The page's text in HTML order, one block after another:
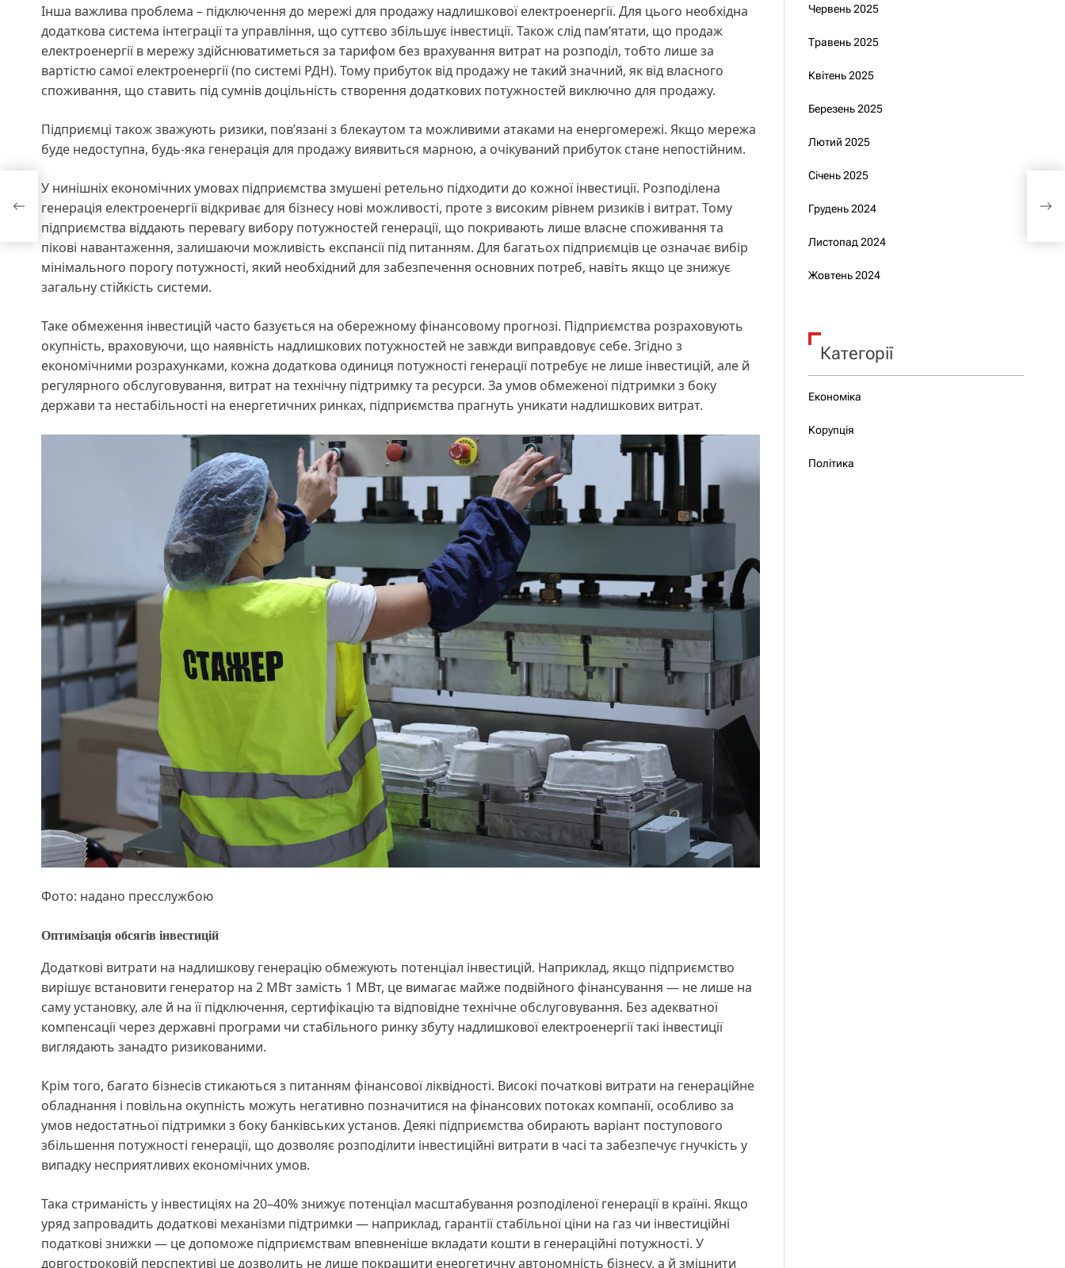
Інша важлива проблема – підключення до мережі для продажу надлишкової електроенергії. Для цього необхідна
додаткова система інтеграції та управління, що суттєво збільшує інвестиції. Також слід пам’ятати, що продаж
електроенергії в мережу здійснюватиметься за тарифом без врахування витрат на розподіл, тобто лише за
вартістю самої електроенергії (по системі РДН). Тому прибуток від продажу не такий значний, як від власного
споживання, що ставить під сумнів доцільність створення додаткових потужностей виключно для продажу.
Підприємці також зважують ризики, пов’язані з блекаутом та можливими атаками на енергомережі. Якщо мережа
буде недоступна, будь-яка генерація для продажу виявиться марною, а очікуваний прибуток стане непостійним.
У нинішніх економічних умовах підприємства змушені ретельно підходити до кожної інвестиції. Розподілена
генерація електроенергії відкриває для бізнесу нові можливості, проте з високим рівнем ризиків і витрат. Тому
підприємства віддають перевагу вибору потужностей генерації, що покривають лише власне споживання та
пікові навантаження, залишаючи можливість експансії під питанням. Для багатьох підприємців це означає вибір
мінімального порогу потужності, який необхідний для забезпечення основних потреб, навіть якщо це знижує
загальну стійкість системи.
Таке обмеження інвестицій часто базується на обережному фінансовому прогнозі. Підприємства розраховують
окупність, враховуючи, що наявність надлишкових потужностей не завжди виправдовує себе. Згідно з
економічними розрахунками, кожна додаткова одиниця потужності генерації потребує не лише інвестицій, але й
регулярного обслуговування, витрат на технічну підтримку та ресурси. За умов обмеженої підтримки з боку
держави та нестабільності на енергетичних ринках, підприємства прагнуть уникати надлишкових витрат.
Фото: надано пресслужбою
Оптимізація обсягів інвестицій
Додаткові витрати на надлишкову генерацію обмежують потенціал інвестицій. Наприклад, якщо підприємство
вирішує встановити генератор на 2 МВт замість 1 МВт, це вимагає майже подвійного фінансування — не лише на
саму установку, але й на її підключення, сертифікацію та відповідне технічне обслуговування. Без адекватної
компенсації через державні програми чи стабільного ринку збуту надлишкової електроенергії такі інвестиції
виглядають занадто ризикованими.
Крім того, багато бізнесів стикаються з питанням фінансової ліквідності. Високі початкові витрати на генераційне
обладнання і повільна окупність можуть негативно позначитися на фінансових потоках компанії, особливо за
умов недостатньої підтримки з боку банківських установ. Деякі підприємства обирають варіант поступового
збільшення потужності генерації, що дозволяє розподілити інвестиційні витрати в часі та забезпечує гнучкість у
випадку несприятливих економічних умов.
Така стриманість у інвестиціях на 20–40% знижує потенціал масштабування розподіленої генерації в країні. Якщо
уряд запровадить додаткові механізми підтримки — наприклад, гарантії стабільної ціни на газ чи інвестиційні
податкові знижки — це допоможе підприємствам впевненіше вкладати кошти в генераційні потужності. У
довгостроковій перспективі це дозволить не лише покращити енергетичну автономність бізнесу, а й зміцнити
Червень 2025
Травень 2025
Квітень 2025
Березень 2025
Лютий 2025
Січень 2025
Грудень 2024
Листопад 2024
Жовтень 2024
Категорії
Економіка
Корупція
Політика